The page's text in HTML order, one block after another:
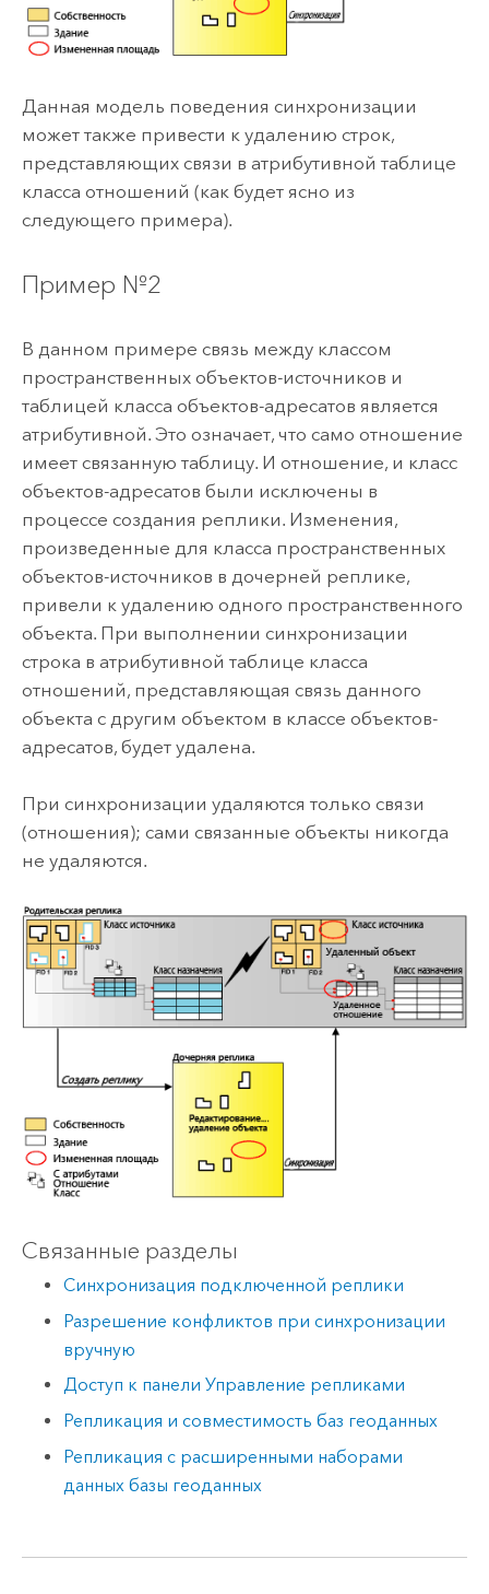
Данная модель поведения синхронизации
может также привести к удалению строк,
представляющих связи в атрибутивной таблице
класса отношений (как будет ясно из
следующего примера).
Пример №2
В данном примере связь между классом
пространственных объектов-источников и
таблицей класса объектов-адресатов является
атрибутивной. Это означает, что само отношение
имеет связанную таблицу. И отношение, и класс
объектов-адресатов были исключены в
процессе создания реплики. Изменения,
произведенные для класса пространственных
объектов-источников в дочерней реплике,
привели к удалению одного пространственного
объекта. При выполнении синхронизации
строка в атрибутивной таблице класса
отношений, представляющая связь данного
объекта с другим объектом в классе объектов-
адресатов, будет удалена.
При синхронизации удаляются только связи
(отношения); сами связанные объекты никогда
не удаляются.
Связанные разделы
Синхронизация подключенной реплики
Разрешение конфликтов при синхронизации
вручную
Доступ к панели Управление репликами
Репликация и совместимость баз геоданных
Репликация с расширенными наборами
данных базы геоданных